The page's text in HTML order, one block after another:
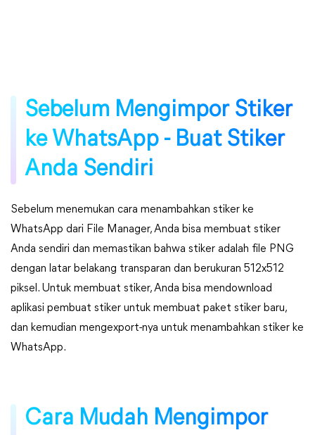
Sebelum Mengimpor Stiker
ke WhatsApp - Buat Stiker
Anda Sendiri
Sebelum menemukan cara menambahkan stiker ke
WhatsApp dari File Manager, Anda bisa membuat stiker
Anda sendiri dan memastikan bahwa stiker adalah file PNG
dengan latar belakang transparan dan berukuran 512x512
piksel. Untuk membuat stiker, Anda bisa mendownload
aplikasi pembuat stiker untuk membuat paket stiker baru,
dan kemudian mengexport-nya untuk menambahkan stiker ke
WhatsApp.
Cara Mudah Mengimpor